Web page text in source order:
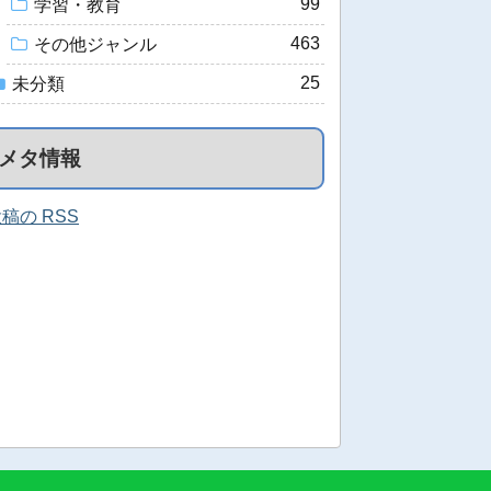
学習・教育
その他ジャンル 463
未分類 25
タ情報
の RSS